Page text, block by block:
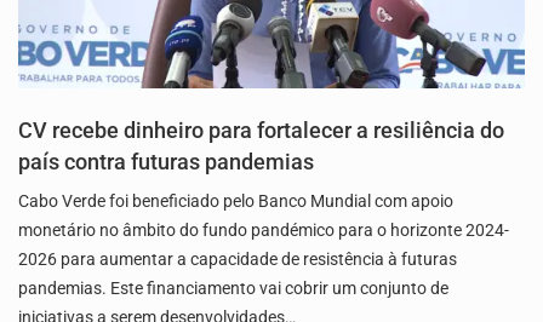
CV recebe dinheiro para fortalecer a resiliência do
país contra futuras pandemias
Cabo Verde foi beneficiado pelo Banco Mundial com apoio
monetário no âmbito do fundo pandémico para o horizonte 2024-
2026 para aumentar a capacidade de resistência à futuras
pandemias. Este financiamento vai cobrir um conjunto de
iniciativas a serem desenvolvidades…